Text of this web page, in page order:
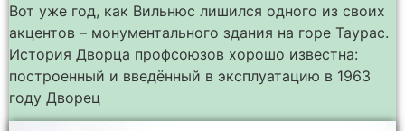
Вот уже год, как Вильнюс лишился одного из своих
акцентов – монументального здания на горе Таурас.
История Дворца профсоюзов хорошо известна:
построенный и введённый в эксплуатацию в 1963
году Дворец